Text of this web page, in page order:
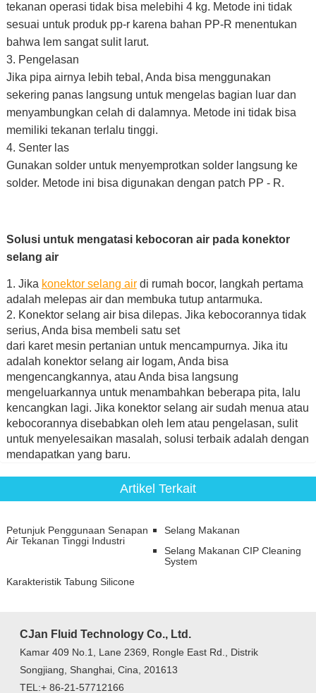
tekanan operasi tidak bisa melebihi 4 kg. Metode ini tidak
sesuai untuk produk pp-r karena bahan PP-R menentukan
bahwa lem sangat sulit larut.
3. Pengelasan
Jika pipa airnya lebih tebal, Anda bisa menggunakan
sekering panas langsung untuk mengelas bagian luar dan
menyambungkan celah di dalamnya. Metode ini tidak bisa
memiliki tekanan terlalu tinggi.
4. Senter las
Gunakan solder untuk menyemprotkan solder langsung ke
solder. Metode ini bisa digunakan dengan patch PP - R.
Solusi untuk mengatasi kebocoran air pada konektor
selang air
1. Jika konektor selang airdi rumah bocor, langkah pertama
adalah melepas air dan membuka tutup antarmuka.
2. Konektor selang air bisa dilepas. Jika kebocorannya tidak
serius, Anda bisa membeli satu set
dari karet mesin pertanian untuk mencampurnya. Jika itu
adalah konektor selang air logam, Anda bisa
mengencangkannya, atau Anda bisa langsung
mengeluarkannya untuk menambahkan beberapa pita, lalu
kencangkan lagi. Jika konektor selang air sudah menua atau
kebocorannya disebabkan oleh lem atau pengelasan, sulit
untuk menyelesaikan masalah, solusi terbaik adalah dengan
mendapatkan yang baru.
Artikel Terkait
Petunjuk Penggunaan Senapan
Air Tekanan Tinggi Industri
Selang Makanan
Selang Makanan CIP Cleaning
System
Karakteristik Tabung Silicone
CJan Fluid Technology Co., Ltd.
Kamar 409 No.1, Lane 2369, Rongle East Rd., Distrik
Songjiang, Shanghai, Cina, 201613
TEL:+ 86-21-57712166